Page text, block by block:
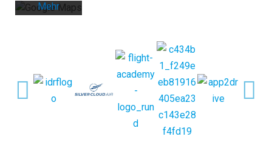
Mehr
Google